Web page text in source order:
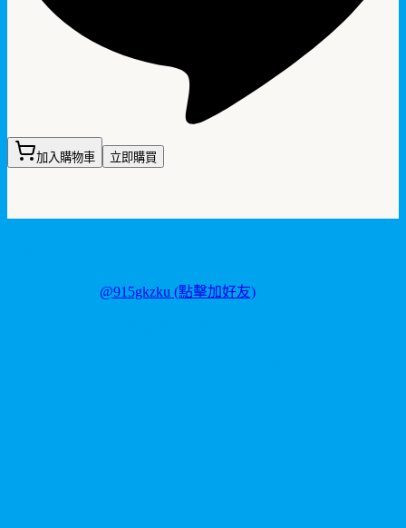
加入購物車 立即購買
@915gkzku (點擊加好友)